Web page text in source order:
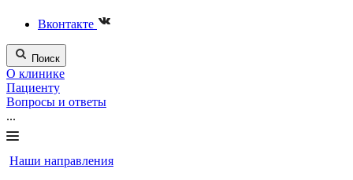
Вконтакте
Поиск
О клинике
Пациенту
Вопросы и ответы
...
Наши направления